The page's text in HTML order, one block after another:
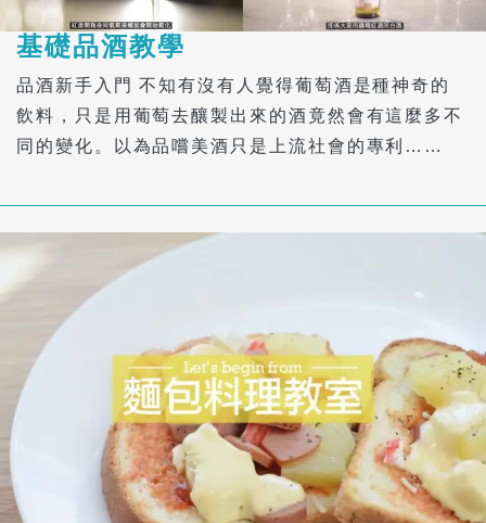
基礎品酒教學
品酒新手入門 不知有沒有人覺得葡萄酒是種神奇的
飲料，只是用葡萄去釀製出來的酒竟然會有這麼多不
同的變化。以為品嚐美酒只是上流社會的專利……